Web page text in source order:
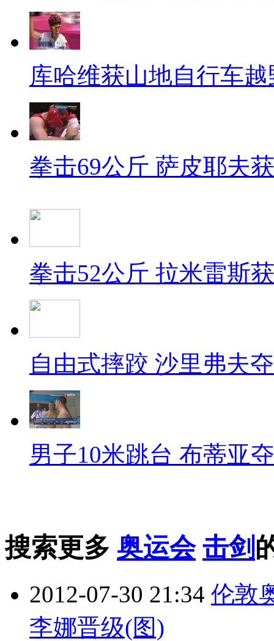
库哈维获山地自行车
拳击69公斤 萨皮耶夫
拳击52公斤 拉米雷斯
自由式摔跤 沙里弗夫
男子10米跳台 布蒂亚
搜索更多 奥运会 击剑
2012-07-30 21:34 伦敦
李娜晋级(图)